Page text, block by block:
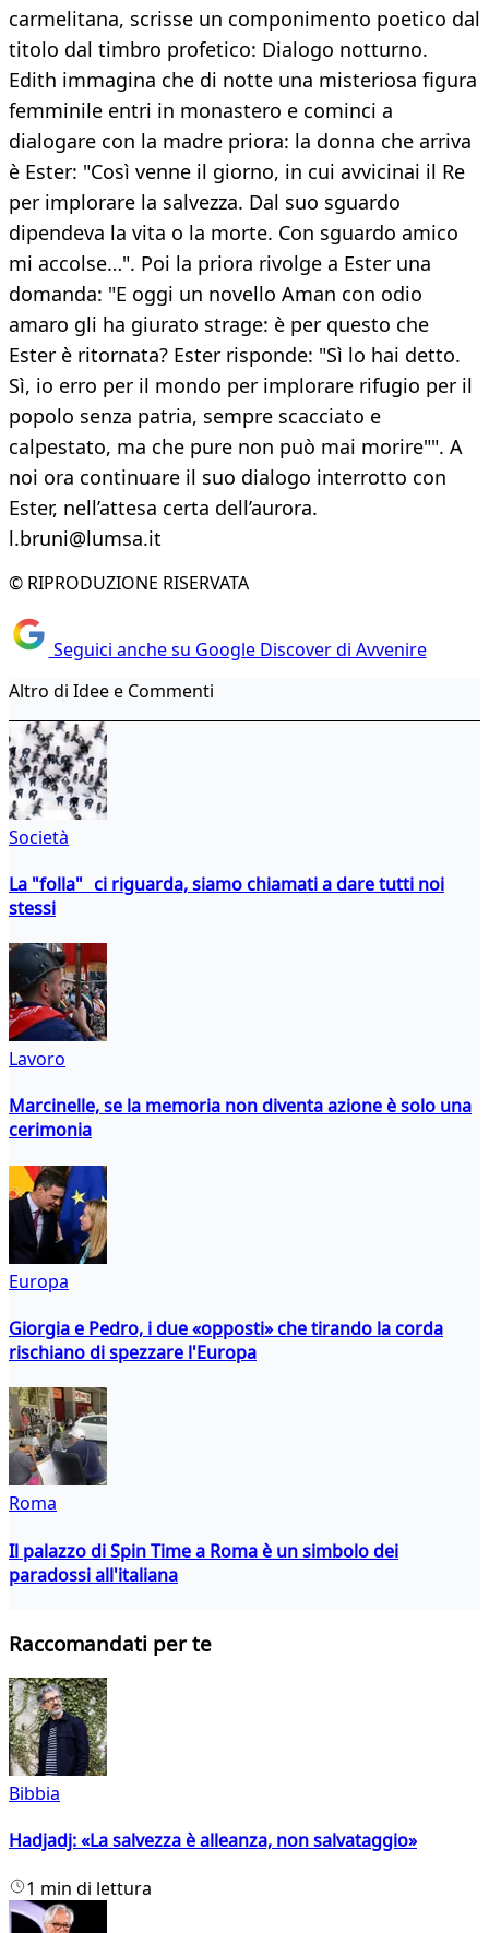
carmelitana, scrisse un componimento poetico dal
titolo dal timbro profetico: Dialogo notturno.
Edith immagina che di notte una misteriosa figura
femminile entri in monastero e cominci a
dialogare con la madre priora: la donna che arriva
è Ester: "Così venne il giorno, in cui avvicinai il Re
per implorare la salvezza. Dal suo sguardo
dipendeva la vita o la morte. Con sguardo amico
mi accolse…". Poi la priora rivolge a Ester una
domanda: "E oggi un novello Aman con odio
amaro gli ha giurato strage: è per questo che
Ester è ritornata? Ester risponde: "Sì lo hai detto.
Sì, io erro per il mondo per implorare rifugio per il
popolo senza patria, sempre scacciato e
calpestato, ma che pure non può mai morire"". A
noi ora continuare il suo dialogo interrotto con
Ester, nell’attesa certa dell’aurora.
l.bruni@lumsa.it
© RIPRODUZIONE RISERVATA
Seguici anche su Google Discover di Avvenire
Altro di Idee e Commenti
Società
La "folla" ci riguarda, siamo chiamati a dare tutti noi
stessi
Lavoro
Marcinelle, se la memoria non diventa azione è solo una
cerimonia
Europa
Giorgia e Pedro, i due «opposti» che tirando la corda
rischiano di spezzare l'Europa
Roma
Il palazzo di Spin Time a Roma è un simbolo dei
paradossi all'italiana
Raccomandati per te
Bibbia
Hadjadj: «La salvezza è alleanza, non salvataggio»
1 min di lettura